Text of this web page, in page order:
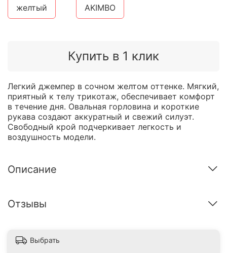
Купить в 1 клик
желтый AKIMBO
Легкий джемпер в сочном желтом оттенке. Мягкий,
приятный к телу трикотаж, обеспечивает комфорт
в течение дня. Овальная горловина и короткие
рукава создают аккуратный и свежий силуэт.
Свободный крой подчеркивает легкость и
воздушность модели.
Описание
Отзывы
Выбрать